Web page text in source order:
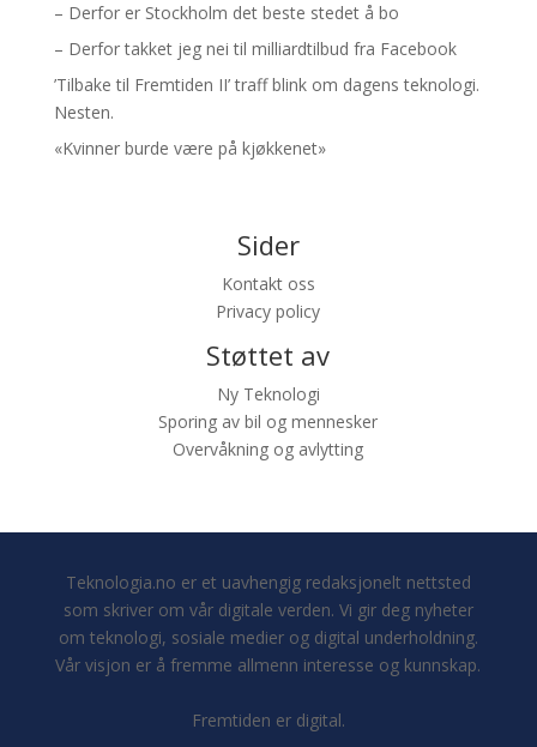
– Derfor er Stockholm det beste stedet å bo
– Derfor takket jeg nei til milliardtilbud fra Facebook
’Tilbake til Fremtiden II’ traff blink om dagens teknologi.
Nesten.
«Kvinner burde være på kjøkkenet»
Sider
Kontakt oss
Privacy policy
Støttet av
Ny Teknologi
Sporing av bil og mennesker
Overvåkning og avlytting
Teknologia.no er et uavhengig redaksjonelt nettsted
som skriver om vår digitale verden. Vi gir deg nyheter
om teknologi, sosiale medier og digital underholdning.
Vår visjon er å fremme allmenn interesse og kunnskap.
Fremtiden er digital.